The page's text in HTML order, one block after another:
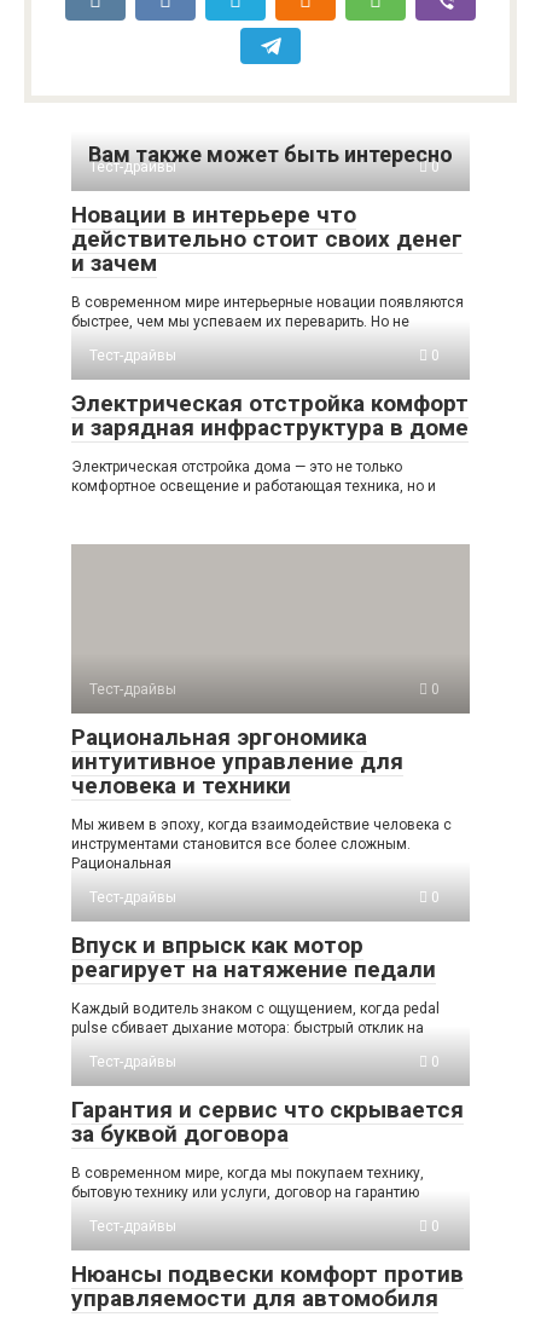
Вам также может быть интересно
Тест-драйвы 0
Новации в интерьере что
действительно стоит своих денег
и зачем
В современном мире интерьерные новации появляются
быстрее, чем мы успеваем их переварить. Но не
Тест-драйвы
0
Электрическая отстройка комфорт
и зарядная инфраструктура в доме
Электрическая отстройка дома — это не только
комфортное освещение и работающая техника, но и
Тест-драйвы 0
Рациональная эргономика
интуитивное управление для
человека и техники
Мы живем в эпоху, когда взаимодействие человека с
инструментами становится все более сложным.
Рациональная
Тест-драйвы
0
Впуск и впрыск как мотор
реагирует на натяжение педали
Каждый водитель знаком с ощущением, когда pedal
pulse сбивает дыхание мотора: быстрый отклик на
Тест-драйвы
0
Гарантия и сервис что скрывается
за буквой договора
В современном мире, когда мы покупаем технику,
бытовую технику или услуги, договор на гарантию
Тест-драйвы
0
Нюансы подвески комфорт против
управляемости для автомобиля